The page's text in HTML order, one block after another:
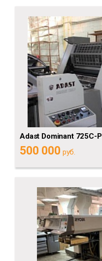
Adast Dominant 725C-P
500 000 руб.